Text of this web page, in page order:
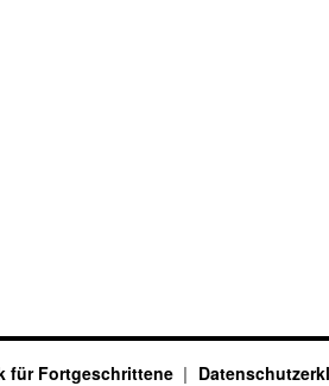
für Fortgeschrittene